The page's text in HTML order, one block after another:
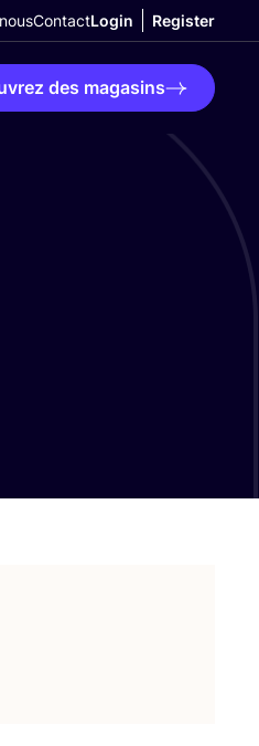
ContactLogin Register
des magasins